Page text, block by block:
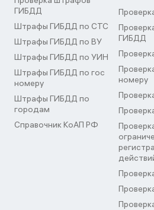
ГИБДД
Штрафы ГИБДД по СТС
Штрафы ГИБДД по ВУ
Штрафы ГИБДД по УИН
Штрафы ГИБДД по гос
номеру
Штрафы ГИБДД по
городам
Справочник КоАП РФ
ГИБДД
номеру